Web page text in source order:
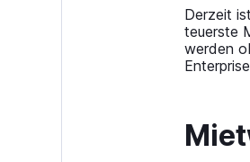
14
The
chart
axis
Derzeit
teuerste
werden